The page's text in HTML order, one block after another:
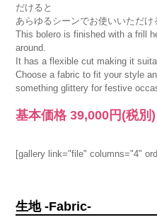
だけると
あらゆるシーンでお使いいただけ
This bolero is finished with a frill
around.
It has a flexible cut making it
Choose a fabric to fit your style
something glittery for festive
基本価格39,000円 (税別)
[gallery link="file" columns="4"
生地 -Fabric-